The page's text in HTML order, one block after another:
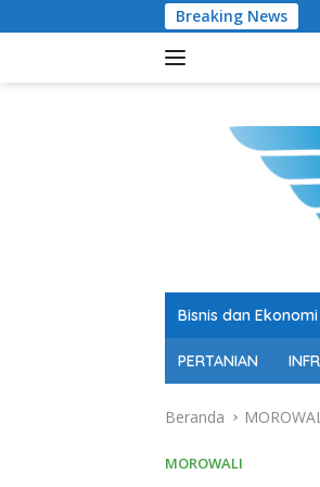
ke
Breaking News
Bisnis dan Ekonomi
PERTANIAN
Beranda
MOROWALI